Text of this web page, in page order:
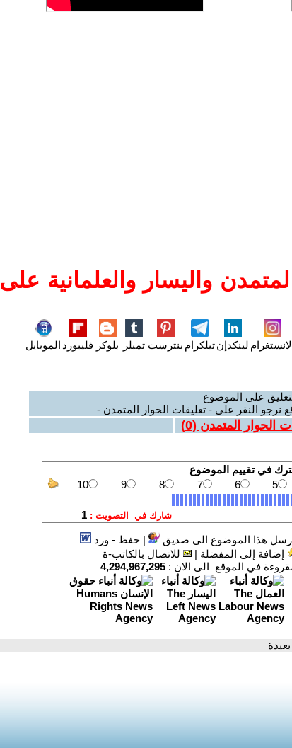
واليسار والعلمانية على
لينكدإنتيلكرام بنترست تمبلر بلوكر فليبورد الموبايل
على الموضوع
نرجو النقر على - تعليقات الحوار المتمدن -
الحوار المتمدن (0
)
هذا الموضوع الى صديق |حفظ - ورد
إضافة إلى المفضلة |
للاتصال بالكاتب-ة
في الموقع الى الان : 4,294,967,295